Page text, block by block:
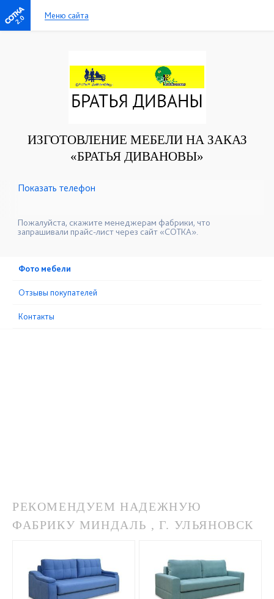
2.0 Меню сайта
ИЗГОТОВЛЕНИЕ МЕБЕЛИ НА ЗАКАЗ
«БРАТЬЯ ДИВАНОВЫ»
☎+7 (383) 341-18-45
Показать телефон
Пожалуйста, скажите менеджерам фабрики, что
запрашивали прайс-лист через сайт «СОТКА».
Фото мебели
Отзывы покупателей
Контакты
РЕКОМЕНДУЕМ НАДЕЖНУЮ
ФАБРИКУ МИНДАЛЬ , Г. УЛЬЯНОВСК